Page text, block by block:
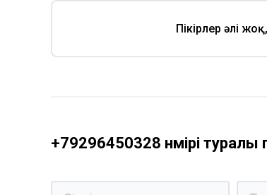
Пікірлер әлі
+79296450328 нөмірі туралы